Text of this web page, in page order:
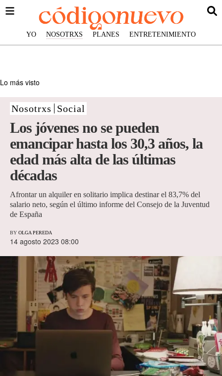
YO NOSOTRXS PLANES ENTRETENIMIENTO
Lo más visto
Nosotrxs Social
Los jóvenes no se pueden
emancipar hasta los 30,3 años, la
edad más alta de las últimas
décadas
Afrontar un alquiler en solitario implica destinar el 83,7% del
salario neto, según el último informe del Consejo de la Juventud
de España
BY OLGA PEREDA
14 agosto 2023 08:00